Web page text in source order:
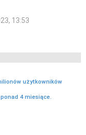
13:53
użytkowników
4 miesiące.